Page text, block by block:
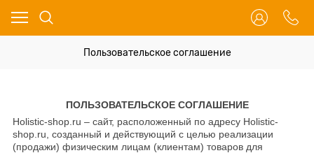
Пользовательское соглашение
ПОЛЬЗОВАТЕЛЬСКОЕ СОГЛАШЕНИЕ
Holistic-shop.ru – сайт, расположенный по адресу Holistic-
shop.ru, созданный и действующий с целью реализации
(продажи) физическим лицам (клиентам) товаров для